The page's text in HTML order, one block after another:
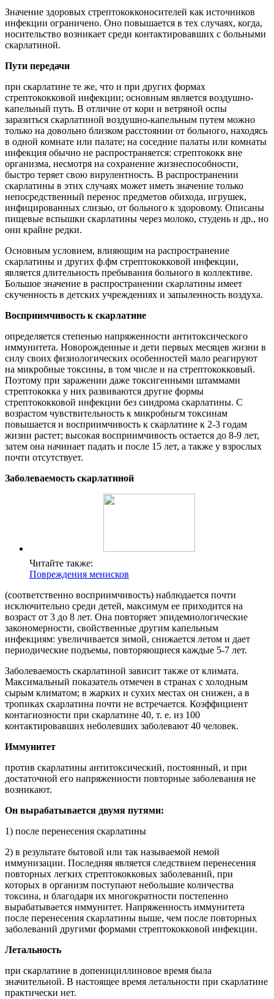
Значение здоровых стрептококконосителей как источников
инфекции ограничено. Оно повышается в тех случаях, когда,
носительство возникает среди контактировавших с больными
скарлатиной.
Пути передачи
при скарлатине те же, что и при других формах
стрептококковой инфекции; основным является воздушно-
капельный путь. В отличие от кори и ветряной оспы
заразиться скарлатиной воздушно-капельным путем можно
только на довольно близком расстоянии от больного, находясь
в одной комнате или палате; на соседние палаты или комнаты
инфекция обычно не распространяется: стрептококк вне
организма, несмотря на сохранение жизнеспособности,
быстро теряет свою вирулентность. В распространении
скарлатины в этих случаях может иметь значение только
непосредственный перенос предметов обихода, игрушек,
инфицированных слизью, от больного к здоровому. Описаны
пищевые вспышки скарлатины через молоко, студень и др., но
они крайне редки.
Основным условием, влияющим на распространение
скарлатины и других ф.фм стрептококковой инфекции,
является длительность пребывания больного в коллективе.
Большое значение в распространении скарлатины имеет
скученность в детских учреждениях и запыленность воздуха.
Восприимчивость к скарлатине
определяется степенью напряженности антитоксического
иммунитета. Новорожденные и дети первых месяцев жизни в
силу своих физиологических особенностей мало реагируют
на микробные токсины, в том числе и на стрептококковый.
Поэтому при заражении даже токсигенными штаммами
стрептококка у них развиваются другие формы
стрептококковой инфекции без синдрома скарлатины. С
возрастом чувствительность к микробньгм токсинам
повышается и восприимчивость к скарлатине к 2-3 годам
жизни растет; высокая восприимчивость остается до 8-9 лет,
затем она начинает падать и после 15 лет, а также у взрослых
почти отсутствует.
Заболеваемость скарлатиной
Читайте также:
Повреждения менисков
(соответственно восприимчивость) наблюдается почти
исключительно среди детей, максимум ее приходится на
возраст от 3 до 8 лет. Она повторяет эпидемиологические
закономерности, свойственные другим капельным
инфекциям: увеличивается зимой, снижается летом и дает
периодические подъемы, повторяющиеся каждые 5-7 лет.
Заболеваемость скарлатиной зависит также от климата.
Максимальный показатель отмечен в странах с холодным
сырым климатом; в жарких и сухих местах он снижен, а в
тропиках скарлатина почти не встречается. Коэффициент
контагиозности при скарлатине 40, т. е. из 100
контактировавших неболевших заболевают 40 человек.
Иммунитет
против скарлатины антитоксический, постоянный, и при
достаточной его напряженности повторные заболевания не
возникают.
Он вырабатывается двумя путями:
1) после перенесения скарлатины
2) в результате бытовой или так называемой немой
иммунизации. Последняя является следствием перенесения
повторных легких стрептококковых заболеваний, при
которых в организм поступают небольшие количества
токсина, и благодаря их многократности постепенно
вырабатывается иммунитет. Напряженность иммунитета
после перенесения скарлатины выше, чем после повторных
заболеваний другими формами стрептококковой инфекции.
Летальность
при скарлатине в допенициллиновое время была
значительной. В настоящее время летальности при скарлатине
практически нет.